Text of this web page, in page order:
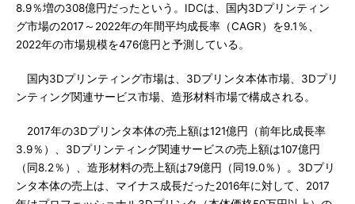
8.9％増の308億円だったという。IDCは、国内3Dプリンティン
グ市場の2017～2022年の年間平均成長率（CAGR）を9.1％、
2022年の市場規模を476億円と予測している。
国内3Dプリンティング市場は、3Dプリンタ本体市場、3Dプリ
ンティング関連サービス市場、造形材料市場で構成される。
2017年の3Dプリンタ本体の売上額は121億円（前年比成長率
3.9％）、3Dプリンティング関連サービスの売上額は107億円
（同8.2％）、造形材料の売上額は79億円（同19.0％）。3Dプリ
ンタ本体の売上は、マイナス成長だった2016年に対して、2017